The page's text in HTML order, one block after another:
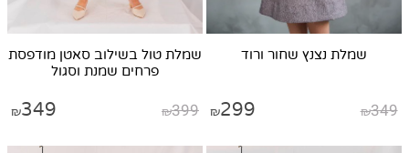
שמלת נצנץ שחור ורוד
₪349
₪299
שמלת טול בשילוב סאטן מודפסת
פרחים שמנת וסגול
₪399
₪349